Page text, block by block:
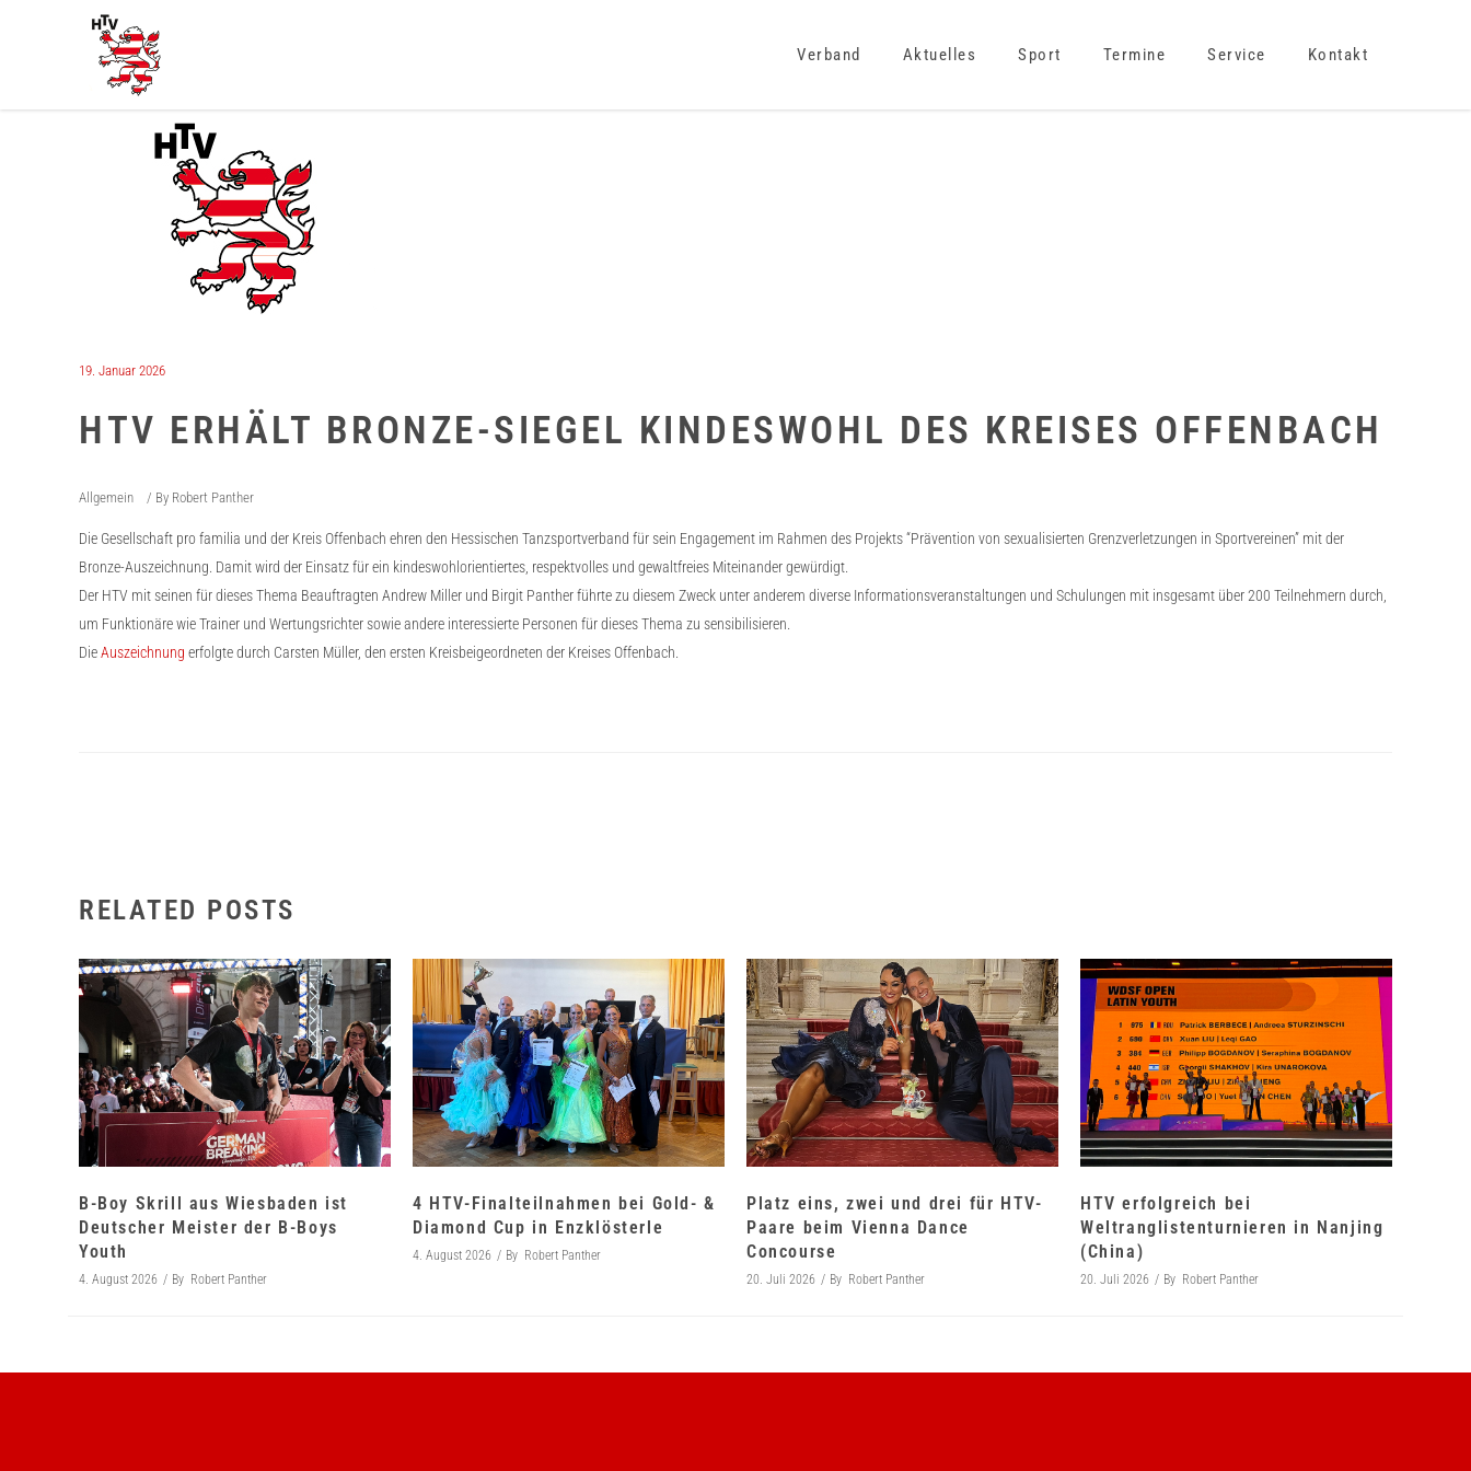
Verband Aktuelles Sport Termine Service Kontakt
19. Januar 2026
HTV ERHÄLT BRONZE-SIEGEL KINDESWOHL DES KREISES OFFENBACH
Allgemein By Robert Panther
Die Gesellschaft pro familia und der Kreis Offenbach ehren den Hessischen Tanzsportverband für sein Engagement im Rahmen des Projekts “Prävention von sexualisierten Grenzverletzungen in Sportvereinen” mit der
Bronze-Auszeichnung. Damit wird der Einsatz für ein kindeswohlorientiertes, respektvolles und gewaltfreies Miteinander gewürdigt.
Der HTV mit seinen für dieses Thema Beauftragten Andrew Miller und Birgit Panther führte zu diesem Zweck unter anderem diverse Informationsveranstaltungen und Schulungen mit insgesamt über 200 Teilnehmern durch,
um Funktionäre wie Trainer und Wertungsrichter sowie andere interessierte Personen für dieses Thema zu sensibilisieren.
DieAuszeichnung erfolgte durch Carsten Müller, den ersten Kreisbeigeordneten der Kreises Offenbach.
RELATED POSTS
B-Boy Skrill aus Wiesbaden ist
Deutscher Meister der B-Boys
Youth
4. August 2026 By Robert Panther
4 HTV-Finalteilnahmen bei Gold- &
Diamond Cup in Enzklösterle
4. August 2026 By Robert Panther
Platz eins, zwei und drei für HTV-
Paare beim Vienna Dance
Concourse
20. Juli 2026 By Robert Panther
HTV erfolgreich bei
Weltranglistenturnieren in Nanjing
(China)
20. Juli 2026 By Robert Panther